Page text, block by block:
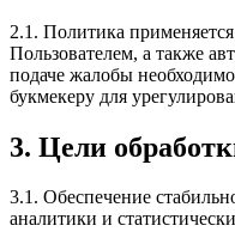
2.1. Политика
Пользователем, а также
подаче жалобы
букмекеру для
3. Цели
3.1. Обеспечение
аналитики и